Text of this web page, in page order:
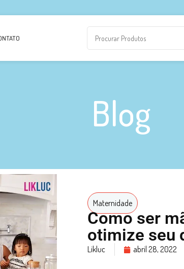
Blog
Maternidade
Como ser
otimize seu
Likluc abril 28, 2022